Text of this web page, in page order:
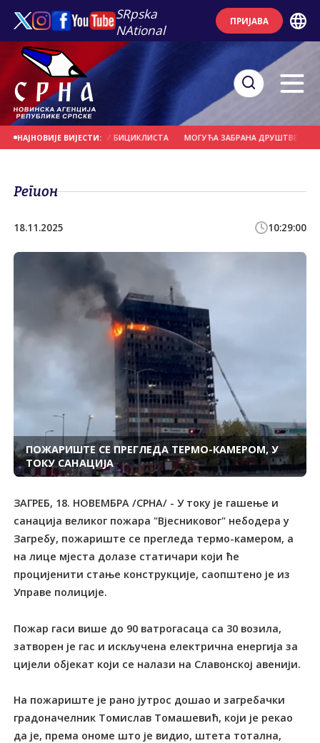
SRpska
NAtional
ПРИЈАВА
НАЈНОВИЈЕ ВИЈЕСТИ:
УДАРИО У ГРУПУ БИЦИКЛИСТА МОГУЋА ЗАБРАНА ДРУШТВЕНИХ
Регион
18.11.2025 10:29:00
ПОЖАРИШТЕ СЕ ПРЕГЛЕДА ТЕРМО-КАМЕРОМ, У
ТОКУ САНАЦИЈА
ЗАГРЕБ, 18. НОВЕМБРА /СРНА/ - У току је гашење и
санација великог пожара "Вјесниковог" небодера у
Загребу, пожариште се прегледа термо-камером, а
на лице мјеста долазе статичари који ће
процијенити стање конструкције, саопштено је из
Управе полиције.
Пожар гаси више до 90 ватрогасаца са 30 возила,
затворен је гас и искључена електрична енергија за
цијели објекат који се налази на Славонској авенији.
На пожариште је рано јутрос дошао и загребачки
градоначелник Tомислав Tомашевић, који је рекао
да је, према ономе што је видио, штета тотална,